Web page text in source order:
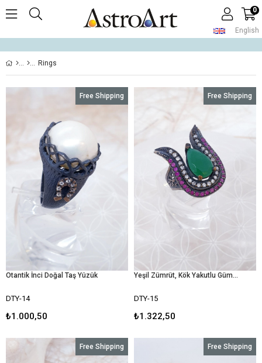
English
0
Rings
Otantik İnci Doğal Taş Yüzük
DTY-14
₺1.000,50
Free Shipping
Yeşil Zümrüt, Kök Yakutlu Gümüş Yüzük
DTY-15
₺1.322,50
Free Shipping
Free Shipping Free Shipping